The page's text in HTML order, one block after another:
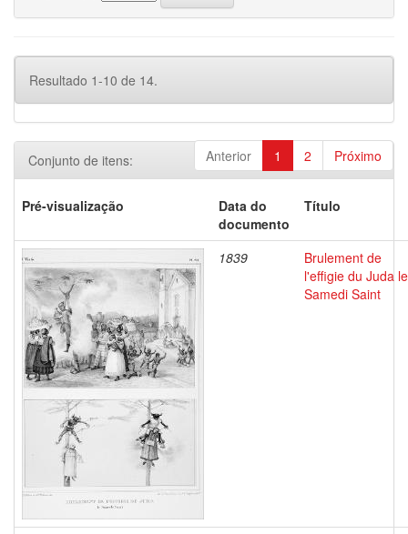
Resultado 1-10 de 14.
Anterior 1 2 Próximo
Conjunto de itens:
Pré-visualização
Data do
documento
Título
1839
Brulement de
l'effigie du Juda le
Samedi Saint